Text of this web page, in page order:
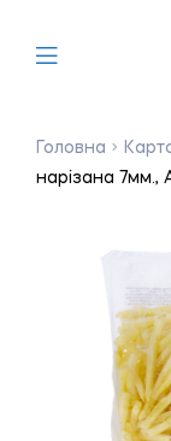
Головна
нарізана 7мм.,